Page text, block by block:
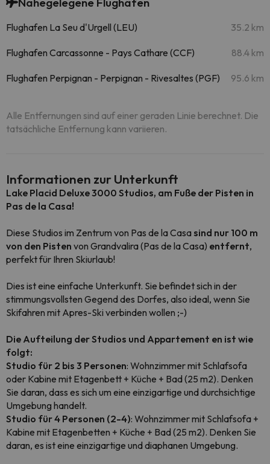
Flughafen La Seu d'Urgell (LEU) 35.2 km
Flughafen Carcassonne - Pays Cathare (CCF) 88.4 km
Flughafen Perpignan - Perpignan - Rivesaltes (PGF) 95.6 km
Alle Entfernungen sind auf einer geraden Linie berechnet. Die
tatsächliche Entfernung kann variieren.
Informationen zur Unterkunft
Lake Placid Deluxe 3000 Studios, am Fuße der Pisten in
Pas de la Casa!
Diese Studios im Zentrum von Pas de la Casa sind nur 100 m
von den Pisten von Grandvalira (Pas de la Casa) entfernt,
perfekt für Ihren Skiurlaub!
Dies ist eine einfache Unterkunft. Sie befindet sich in der
stimmungsvollsten Gegend des Dorfes, also ideal, wenn Sie
Skifahren mit Apres-Ski verbinden wollen ;-)
Die Aufteilung der Studios und Appartement en ist wie
folgt:
Studio für 2 bis 3 Personen: Wohnzimmer mit Schlafsofa
oder Kabine mit Etagenbett + Küche + Bad (25 m2). Denken
Sie daran, dass es sich um eine einzigartige und durchsichtige
Umgebung handelt.
Studio für 4 Personen (2-4): Wohnzimmer mit Schlafsofa +
Kabine mit Etagenbetten + Küche + Bad (25 m2). Denken Sie
daran, es ist eine einzigartige und diaphanen Umgebung.